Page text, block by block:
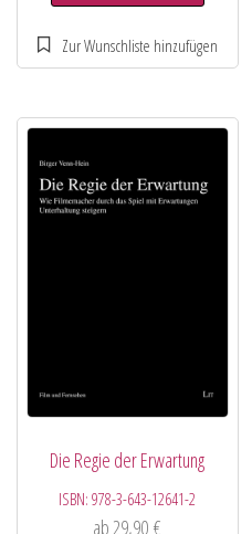
Die Regie der Erwartung
ISBN:978-3-643-12641-2
ab 29,90€